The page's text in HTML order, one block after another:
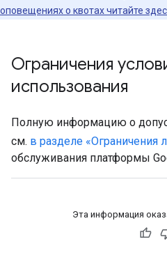
оповещениях о квотах читайте
Ограничения
использования
Полную информацию о
см. в разделе «Ограничения
обслуживания платформы
Эта информация